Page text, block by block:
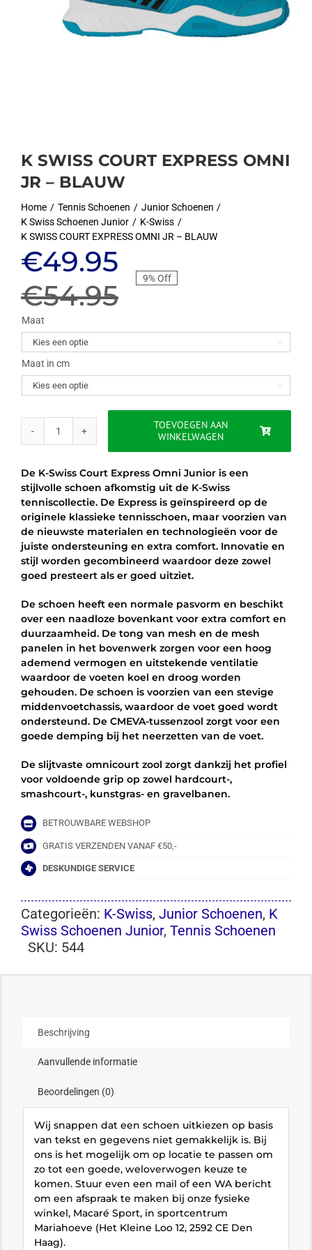
K SWISS COURT EXPRESS OMNI
JR – BLAUW
Home Tennis Schoenen
Junior Schoenen
K Swiss Schoenen Junior
K-Swiss
K SWISS COURT EXPRESS OMNI JR – BLAUW
€54.95
Oorspronkelijke
prijs
was:
€54.95.
€49.95
Huidige
prijs
is:
€49.95.
9% Off
Maat

Maat in cm

K
COURT
EXPRESS
OMNI
JR
BLAUW
aantal
TOEVOEGEN AAN
WINKELWAGEN
De K-Swiss Court Express Omni Junior is een
stijlvolle schoen afkomstig uit de K-Swiss
tenniscollectie. De Express is geïnspireerd op de
originele klassieke tennisschoen, maar voorzien van
de nieuwste materialen en technologieën voor de
juiste ondersteuning en extra comfort. Innovatie en
stijl worden gecombineerd waardoor deze zowel
goed presteert als er goed uitziet.
De schoen heeft een normale pasvorm en beschikt
over een naadloze bovenkant voor extra comfort en
duurzaamheid. De tong van mesh en de mesh
panelen in het bovenwerk zorgen voor een hoog
ademend vermogen en uitstekende ventilatie
waardoor de voeten koel en droog worden
gehouden. De schoen is voorzien van een stevige
middenvoetchassis, waardoor de voet goed wordt
ondersteund. De CMEVA-tussenzool zorgt voor een
goede demping bij het neerzetten van de voet.
De slijtvaste omnicourt zool zorgt dankzij het profiel
voor voldoende grip op zowel hardcourt-,
smashcourt-, kunstgras- en gravelbanen.
BETROUWBARE WEBSHOP
GRATIS VERZENDEN VANAF €50,-
DESKUNDIGE SERVICE
Categorieën: K-Swiss, Junior Schoenen, K
Swiss Schoenen Junior, Tennis Schoenen
SKU: 544
Beschrijving
Aanvullende informatie
Beoordelingen (0)
Wij snappen dat een schoen uitkiezen op basis
van tekst en gegevens niet gemakkelijk is. Bij
ons is het mogelijk om op locatie te passen om
zo tot een goede, weloverwogen keuze te
komen. Stuur even een mail of een WA bericht
om een afspraak te maken bij onze fysieke
winkel, Macaré Sport, in sportcentrum
Mariahoeve (Het Kleine Loo 12, 2592 CE Den
Haag).